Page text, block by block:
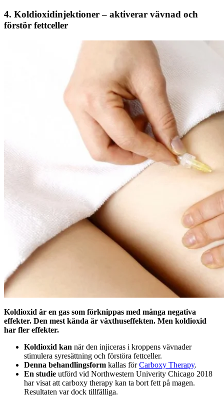
4. Koldioxidinjektioner – aktiverar vävnad och
förstör fettceller
Koldioxid är en gas som förknippas med många negativa
effekter. Den mest kända är växthuseffekten. Men koldioxid
har fler effekter.
Koldioxid kan när den injiceras i kroppens vävnader
stimulera syresättning och förstöra fettceller.
Denna behandlingsform kallas förCarboxy Therapy.
En studie utförd vid Northwestern Univerity Chicago 2018
har visat att carboxy therapy kan ta bort fett på magen.
Resultaten var dock tillfälliga.